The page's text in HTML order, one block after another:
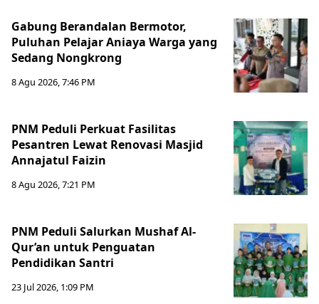
Gabung Berandalan Bermotor,
Puluhan Pelajar Aniaya Warga yang
Sedang Nongkrong
8 Agu 2026, 7:46 PM
PNM Peduli Perkuat Fasilitas
Pesantren Lewat Renovasi Masjid
Annajatul Faizin
8 Agu 2026, 7:21 PM
PNM Peduli Salurkan Mushaf Al-
Qur’an untuk Penguatan
Pendidikan Santri
23 Jul 2026, 1:09 PM